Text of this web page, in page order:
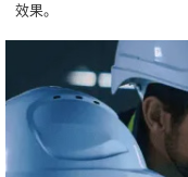
效果。